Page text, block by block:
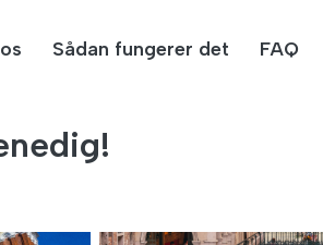
Sådan fungerer det FAQ